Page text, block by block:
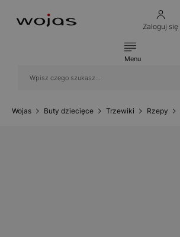
Zaloguj się
Menu
Wojas Buty dziecięce Trzewiki Rzepy